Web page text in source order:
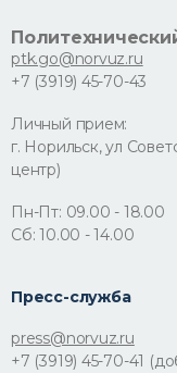
ptk.go@norvuz.ru
+7 (3919) 45-70-43
Личный прием:
г. Норильск, ул
центр)
Пн-Пт: 09.00 - 18.00
Сб: 10.00 - 14.00
Пресс-служба
press@norvuz.ru
+7 (3919) 45-70-41